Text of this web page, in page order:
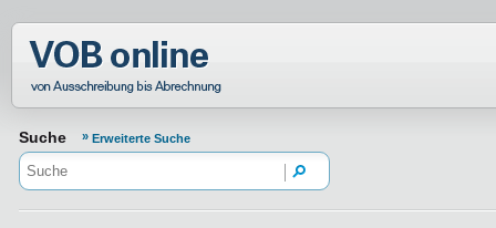
Normenportal Barrierefreiheit
Suche Erweiterte Suche